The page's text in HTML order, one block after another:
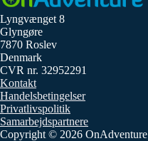
Lyngvænget 8
Glyngøre
7870 Roslev
Denmark
CVR nr. 32952291
Kontakt
Handelsbetingelser
Privatlivspolitik
Samarbejdspartnere
Copyright © 2026 OnAdventure